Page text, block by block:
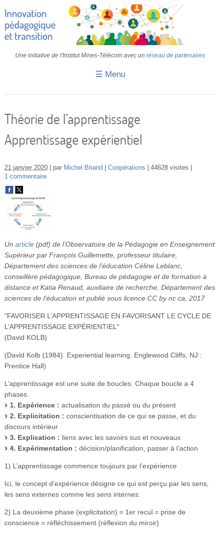
Une initiative de l'Institut Mines-Télécom avec un réseau de partenaires
☰ Menu
Retours d’expériences
IA
S’inscrire
Se connecter
Théorie de l’apprentissage
Apprentissage expérientiel
21 janvier 2020 par Michel Briand Coopérations
44628 visites
1 commentaire
Un article(pdf) de l’Observatoire de la Pédagogie en Enseignement
Supérieur par François Guillemette, professeur titulaire,
Département des sciences de l’éducation Céline Leblanc,
conseillère pédagogique, Bureau de pédagogie et de formation à
distance et Katia Renaud, auxiliaire de recherche, Département des
sciences de l’éducation et publié sous licence CC by nc ca, 2017
"FAVORISER L’APPRENTISSAGE EN FAVORISANT LE CYCLE DE
L’APPRENTISSAGE EXPÉRIENTIEL"
(David KOLB)
(David Kolb (1984). Experiential learning. Englewood Cliffs, NJ :
Prentice Hall)
L’apprentissage est une suite de boucles. Chaque boucle a 4
phases.
1. Expérience : actualisation du passé ou du présent
2. Explicitation : conscientisation de ce qui se passe, et du
discours intérieur
3. Explication : liens avec les savoirs sus et nouveaux
4. Expérimentation : décision/planification, passer à l’action
1) L’apprentissage commence toujours par l’expérience
Ici, le concept d’expérience désigne ce qui est perçu par les sens,
les sens externes comme les sens internes.
2) La deuxième phase (explicitation) = 1er recul = prise de
conscience = réfléchissement (réflexion du miroir)